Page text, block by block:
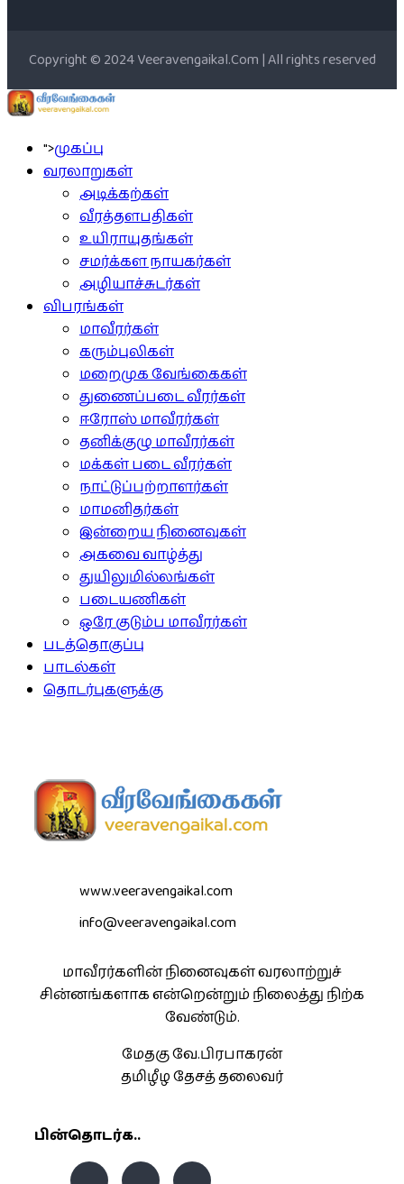
Copyright © 2024 Veeravengaikal.Com | All rights reserved
">முகப்பு
வரலாறுகள்
அடிக்கற்கள்
வீரத்தளபதிகள்
உயிராயுதங்கள்
சமர்க்கள நாயகர்கள்
அழியாச்சுடர்கள்
விபரங்கள்
மாவீரர்கள்
கரும்புலிகள்
மறைமுக வேங்கைகள்
துணைப்படை வீரர்கள்
ஈரோஸ் மாவீரர்கள்
தனிக்குழு மாவீரர்கள்
மக்கள் படை வீரர்கள்
நாட்டுப்பற்றாளர்கள்
மாமனிதர்கள்
இன்றைய நினைவுகள்
அகவை வாழ்த்து
துயிலுமில்லங்கள்
படையணிகள்
ஒரே குடும்ப மாவீரர்கள்
படத்தொகுப்பு
பாடல்கள்
தொடர்புகளுக்கு
www.veeravengaikal.com
info@veeravengaikal.com
மாவீரர்களின் நினைவுகள் வரலாற்றுச்
சின்னங்களாக என்றென்றும் நிலைத்து நிற்க
வேண்டும்.
மேதகு வே.பிரபாகரன்
தமிழீழ தேசத் தலைவர்
பின்தொடர்க..